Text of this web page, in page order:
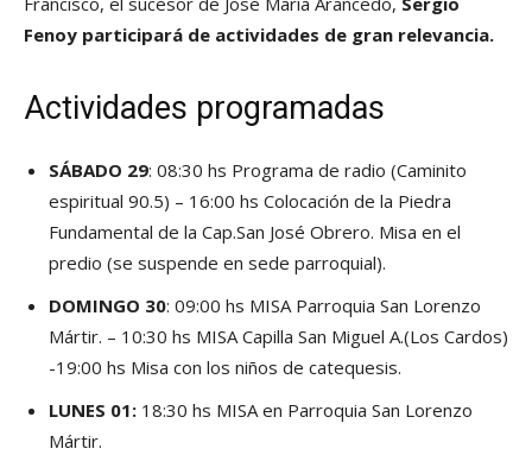
Fenoy participará de actividades de gran relevancia.
Actividades programadas
SÁBADO 29: 08:30 hs Programa de radio (Caminito
espiritual 90.5) – 16:00 hs Colocación de la Piedra
Fundamental de la Cap.San José Obrero. Misa en el
predio (se suspende en sede parroquial).
DOMINGO 30: 09:00 hs MISA Parroquia San Lorenzo
Mártir. – 10:30 hs MISA Capilla San Miguel A.(Los Cardos)
-19:00 hs Misa con los niños de catequesis.
LUNES 01: 18:30 hs MISA en Parroquia San Lorenzo
Mártir.